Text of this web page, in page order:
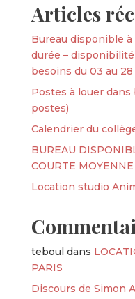
Articles
Bureau disponible
durée –
besoins du 03 au
Postes à louer dans
postes)
Calendrier du
BUREAU
COURTE
Location studio
teboul dans
PARIS
Discours de Simon